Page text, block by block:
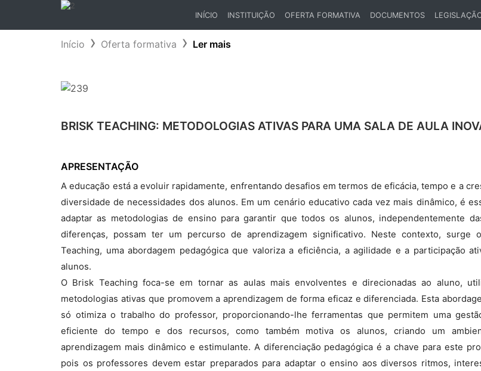
INÍCIO
INSTITUIÇÃO OFERTA FORMATIVA DOCUMENTOS
Início Oferta formativa Ler mais
BRISK TEACHING: METODOLOGIAS ATIVAS PARA UMA SALA DE AULA
APRESENTAÇÃO
A educação está a evoluir rapidamente, enfrentando desafios em termos de eficácia, tempo e a
diversidade de necessidades dos alunos. Em um cenário educativo cada vez mais dinâmico, é
adaptar as metodologias de ensino para garantir que todos os alunos, independentemente
diferenças, possam ter um percurso de aprendizagem significativo. Neste contexto, surge
Teaching, uma abordagem pedagógica que valoriza a eficiência, a agilidade e a participação
alunos.
O Brisk Teaching foca-se em tornar as aulas mais envolventes e direcionadas ao aluno,
metodologias ativas que promovem a aprendizagem de forma eficaz e diferenciada. Esta
só otimiza o trabalho do professor, proporcionando-lhe ferramentas que permitem uma
eficiente do tempo e dos recursos, como também motiva os alunos, criando um
aprendizagem mais dinâmico e estimulante. A diferenciação pedagógica é a chave para este
pois os professores devem estar preparados para adaptar o ensino aos diversos ritmos,